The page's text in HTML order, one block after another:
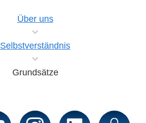
Über uns
Selbstverständnis
Grundsätze